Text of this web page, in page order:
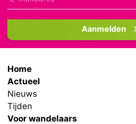
Aanmelden
Home
Actueel
Nieuws
Tijden
Voor wandelaars